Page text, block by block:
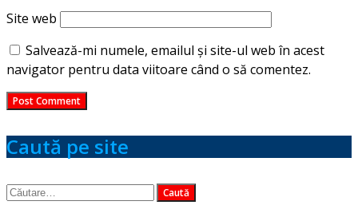
Site web
Salvează-mi numele, emailul și site-ul web în acest
navigator pentru data viitoare când o să comentez.
Caută pe site
Caută
după: